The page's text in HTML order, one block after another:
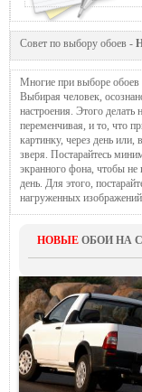
Совет по выбору обоев -
Многие при выборе обоев
Выбирая человек,
настроения. Этого делать
переменчивая, и то, что
картинку, через день
зверя. Постарайтесь
экранного фона, чтобы
день. Для этого,
нагруженных
НОВЫЕ ОБОИ НА